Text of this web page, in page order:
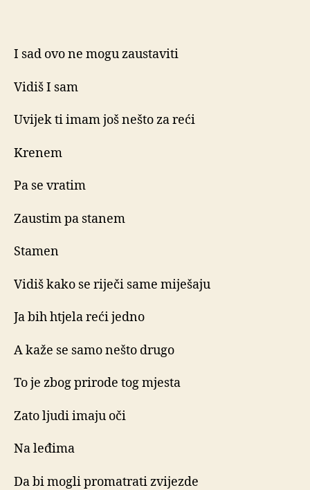
I sad ovo ne mogu zaustaviti
Vidiš I sam
Uvijek ti imam još nešto za reći
Krenem
Pa se vratim
Zaustim pa stanem
Stamen
Vidiš kako se riječi same miješaju
Ja bih htjela reći jedno
A kaže se samo nešto drugo
To je zbog prirode tog mjesta
Zato ljudi imaju oči
Na leđima
Da bi mogli promatrati zvijezde